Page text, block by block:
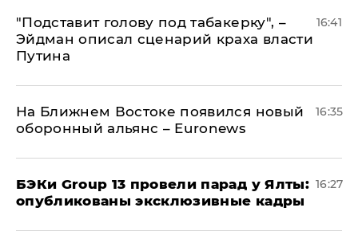
​"Подставит голову под табакерку", –
Эйдман описал сценарий краха власти
Путина
16:41
На Ближнем Востоке появился новый
оборонный альянс – Euronews
16:35
​БЭКи Group 13 провели парад у Ялты:
опубликованы эксклюзивные кадры
16:27